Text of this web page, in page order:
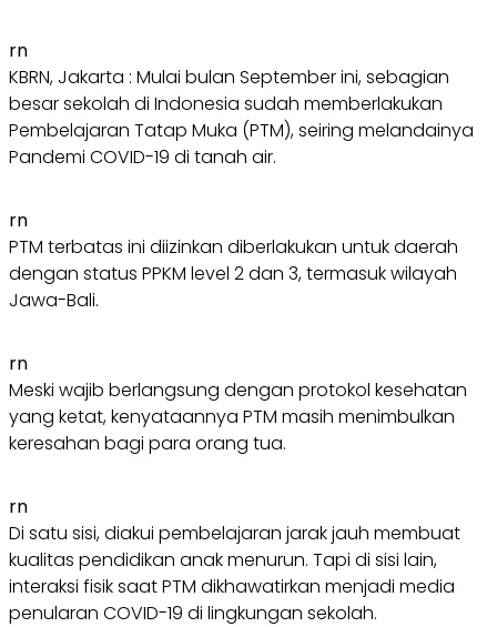
rn
KBRN, Jakarta : Mulai bulan September ini, sebagian
besar sekolah di Indonesia sudah memberlakukan
Pembelajaran Tatap Muka (PTM), seiring melandainya
Pandemi COVID-19 di tanah air.
rn
PTM terbatas ini diizinkan diberlakukan untuk daerah
dengan status PPKM level 2 dan 3, termasuk wilayah
Jawa-Bali.
rn
Meski wajib berlangsung dengan protokol kesehatan
yang ketat, kenyataannya PTM masih menimbulkan
keresahan bagi para orang tua.
rn
Di satu sisi, diakui pembelajaran jarak jauh membuat
kualitas pendidikan anak menurun. Tapi di sisi lain,
interaksi fisik saat PTM dikhawatirkan menjadi media
penularan COVID-19 di lingkungan sekolah.